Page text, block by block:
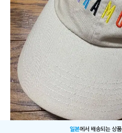
일본에서 배송되는 상